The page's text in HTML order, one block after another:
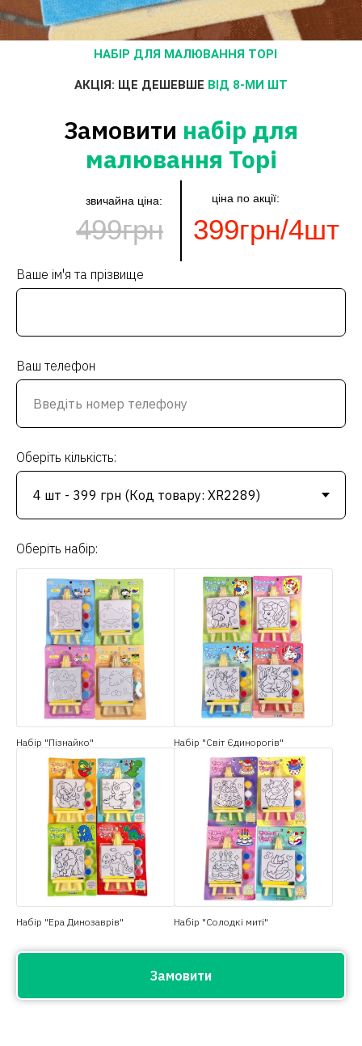
НАБІР ДЛЯ МАЛЮВАННЯ ТОРІ
АКЦІЯ: ЩЕ ДЕШЕВШЕ ВІД 8-МИ ШТ
Замовити набір для
малювання Торі
звичайна ціна:
499грн 399грн/4шт
ціна по акції:
Ваше ім'я та прізвище
Ваш телефон
Оберіть кількість:
Оберіть набір:
Набір "Пізнайко" Набір "Світ Єдинорогів"
Набір "Ера Динозаврів" Набір "Солодкі миті"
Замовити